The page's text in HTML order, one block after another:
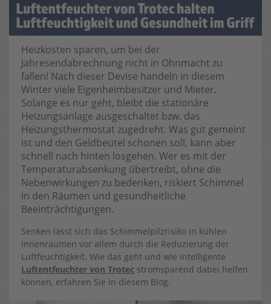
Heizkosten sparen, um bei der
Jahresendabrechnung nicht in Ohnmacht zu
fallen! Nach dieser Devise handeln in diesem
Winter viele Eigenheimbesitzer und Mieter.
Solange es nur geht, bleibt die stationäre
Heizungsanlage ausgeschaltet bzw. das
Heizungsthermostat zugedreht. Was gut gemeint
ist und den Geldbeutel schonen soll, kann aber
schnell nach hinten losgehen. Wer es mit der
Temperaturabsenkung übertreibt, ohne die
Nebenwirkungen zu bedenken, riskiert Schimmel
in den Räumen und gesundheitliche
Beeinträchtigungen.
Senken lässt sich das Schimmelpilzrisiko in kühlen
Innenräumen vor allem durch die Reduzierung der
Luftfeuchtigkeit. Wie das geht und wie intelligente
Luftentfeuchter von Trotec stromsparend dabei helfen
können, erfahren Sie in diesem Blog.